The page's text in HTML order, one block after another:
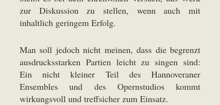
zur Diskussion zu stellen, wenn auch mit
inhaltlich geringem Erfolg.
Man soll jedoch nicht meinen, dass die begrenzt
ausdrucksstarken Partien leicht zu singen sind:
Ein nicht kleiner Teil des Hannoveraner
Ensembles und des Opernstudios kommt
wirkungsvoll und treffsicher zum Einsatz.